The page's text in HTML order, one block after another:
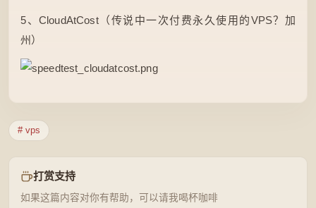
5、CloudAtCost（传说中一次付费永久使用的VPS？加
州）
# vps
打赏支持
如果这篇内容对你有帮助，可以请我喝杯咖啡